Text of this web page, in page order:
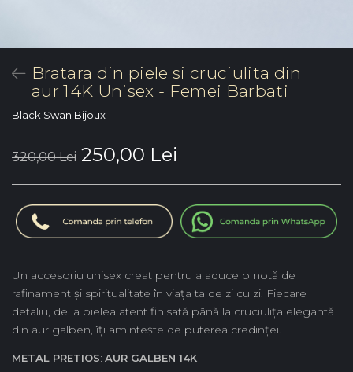
Bratara din piele si cruciulita din
aur 14K Unisex - Femei Barbati
Black Swan Bijoux
320,00 Lei 250,00 Lei
Un accesoriu unisex creat pentru a aduce o notă de
rafinament și spiritualitate în viața ta de zi cu zi. Fiecare
detaliu, de la pielea atent finisată până la cruciulița elegantă
din aur galben, îți amintește de puterea credinței.
METAL PRETIOS: AUR GALBEN 14K